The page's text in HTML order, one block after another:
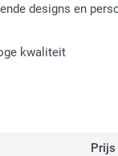
designs en
kwaliteit
Prijs